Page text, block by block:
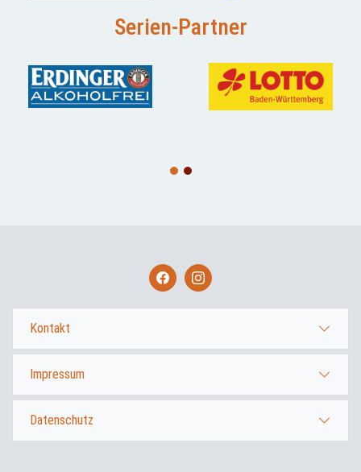
Serien-Partner
1 2
Kontakt
Impressum
Datenschutz